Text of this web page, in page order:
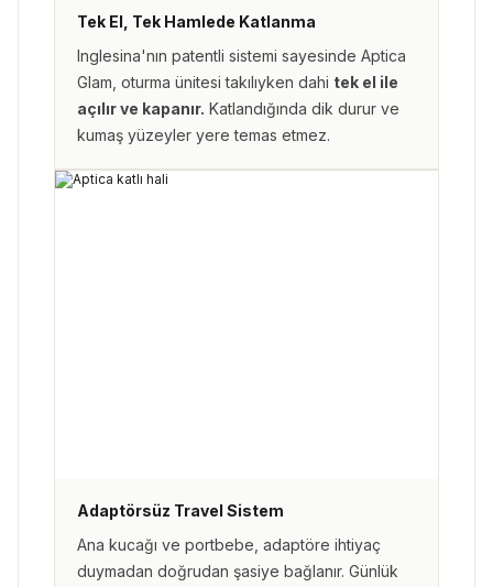
Tek El, Tek Hamlede Katlanma
Inglesina'nın patentli sistemi sayesinde Aptica
Glam, oturma ünitesi takılıyken dahi tek el ile
açılır ve kapanır. Katlandığında dik durur ve
kumaş yüzeyler yere temas etmez.
Adaptörsüz Travel Sistem
Ana kucağı ve portbebe, adaptöre ihtiyaç
duymadan doğrudan şasiye bağlanır. Günlük